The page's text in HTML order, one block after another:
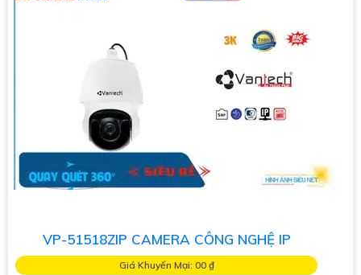
VP-51518ZIP CAMERA CÔNG NGHỆ IP
Giá Khuyến Mại: 00 ₫